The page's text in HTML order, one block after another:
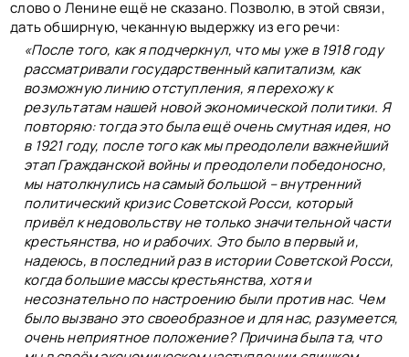
слово о Ленине ещё не сказано. Позволю, в этой связи,
дать обширную, чеканную выдержку из его речи:
«После того, как я подчеркнул, что мы уже в 1918 году
рассматривали государственный капитализм, как
возможную линию отступления, я перехожу к
результатам нашей новой экономической политики. Я
повторяю: тогда это была ещё очень смутная идея, но
в 1921 году, после того как мы преодолели важнейший
этап Гражданской войны и преодолели победоносно,
мы натолкнулись на самый большой – внутренний
политический кризис Советской Росси, который
привёл к недовольству не только значительной части
крестьянства, но и рабочих. Это было в первый и,
надеюсь, в последний раз в истории Советской Росси,
когда большие массы крестьянства, хотя и
несознательно по настроению были против нас. Чем
было вызвано это своеобразное и для нас, разумеется,
очень неприятное положение? Причина была та, что